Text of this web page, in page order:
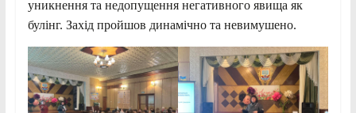
уникнення та недопущення негативного явища як
булінг. Захід пройшов динамічно та невимушено.